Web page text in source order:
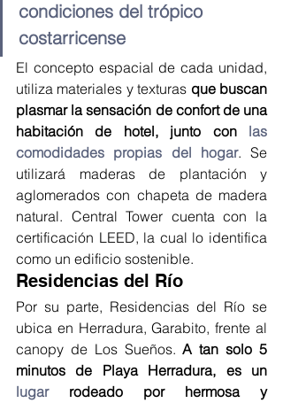
condiciones del trópico
costarricense
El concepto espacial de cada unidad,
utiliza materiales y texturas que buscan
plasmar la sensación de confort de una
habitación de hotel, junto con las
comodidades propias del hogar. Se
utilizará maderas de plantación y
aglomerados con chapeta de madera
natural. Central Tower cuenta con la
certificación LEED, la cual lo identifica
como un edificio sostenible.
Residencias del Río
Por su parte, Residencias del Río se
ubica en Herradura, Garabito, frente al
canopy de Los Sueños. A tan solo 5
lugar rodeado por hermosa y